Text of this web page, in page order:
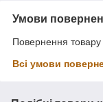
Умови
Повернення
Всі умови